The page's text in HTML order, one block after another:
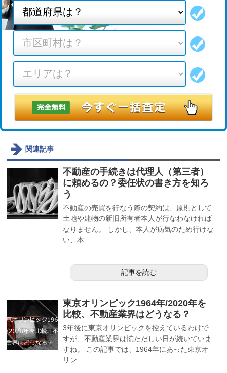
関連記事
不動産の手続きは代理人（第三者）
に頼めるの？委任状の書き方を知ろ
う
不動産の売買を行なう際の契約は、原則として
土地や建物の新旧所有者本人が行なわなければ
なりません。 しかし、本人が病気のため行けな
い、本...
記事を読む
東京オリンピック1964年/2020年を
比較、不動産業界はどうなる？
3年後に東京オリンピックを控えているわけで
すが、不動産業界は慌ただしい日が続いていま
すね。 この記事では、1964年にあった東京オ
リン...